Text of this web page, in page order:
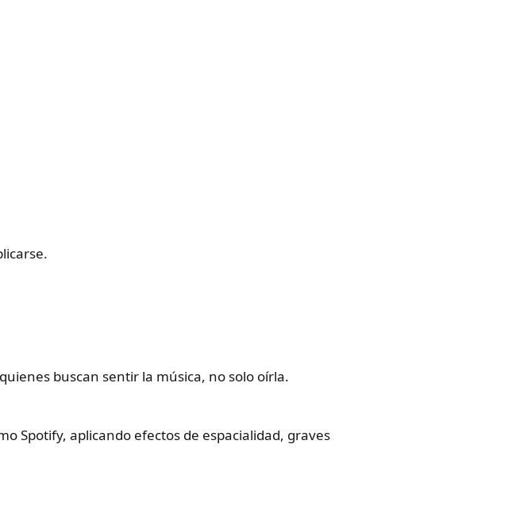
buscan sentir la música, no solo oírla.
Spotify, aplicando efectos de espacialidad, graves